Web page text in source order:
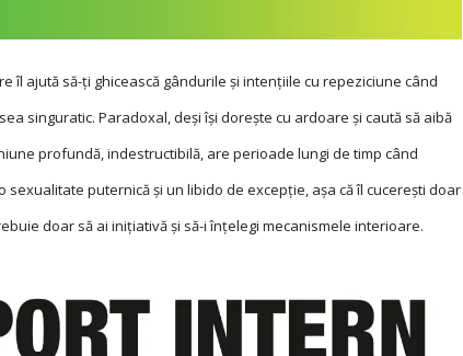
îl ajută să-ți ghicească gândurile și intențiile cu repeziciune când
singuratic. Paradoxal, deși își dorește cu ardoare și caută să aibă
profundă, indestructibilă, are perioa­de lungi de timp când
puternică și un libido de excepție, așa că îl cucerești doar
doar să ai inițiativă și să-i înțelegi mecanismele interioare.